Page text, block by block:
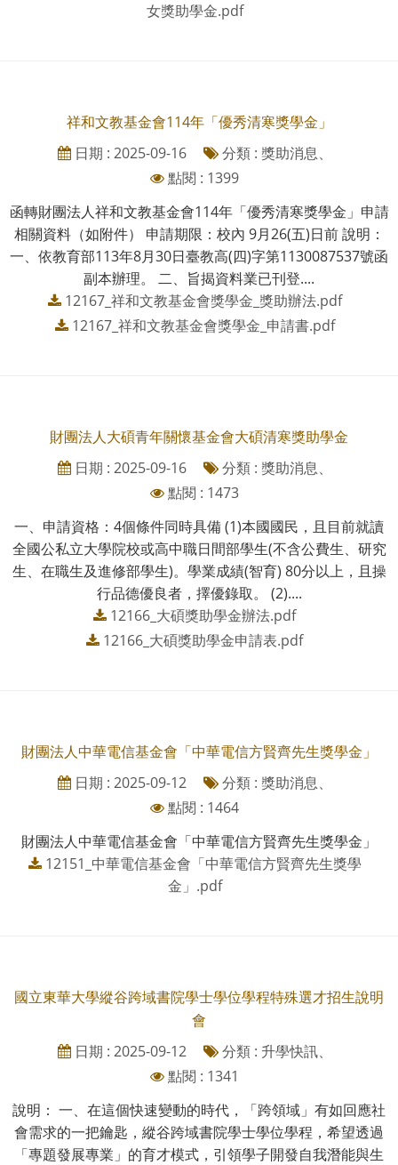
女獎助學金.pdf
祥和文教基金會114年「優秀清寒獎學金」
日期 : 2025-09-16
分類 : 獎助消息、
點閱 : 1399
函轉財團法人祥和文教基金會114年「優秀清寒獎學金」申請
相關資料（如附件） 申請期限：校內 9月26(五)日前 說明：
一、依教育部113年8月30日臺教高(四)字第1130087537號函
副本辦理。 二、旨揭資料業已刊登....
12167_祥和文教基金會獎學金_獎助辦法.pdf
12167_祥和文教基金會獎學金_申請書.pdf
財團法人大碩青年關懷基金會大碩清寒獎助學金
日期 : 2025-09-16
分類 : 獎助消息、
點閱 : 1473
一、申請資格：4個條件同時具備 (1)本國國民，且目前就讀
全國公私立大學院校或高中職日間部學生(不含公費生、研究
生、在職生及進修部學生)。學業成績(智育) 80分以上，且操
行品德優良者，擇優錄取。 (2)....
12166_大碩獎助學金辦法.pdf
12166_大碩獎助學金申請表.pdf
財團法人中華電信基金會「中華電信方賢齊先生獎學金」
日期 : 2025-09-12
分類 : 獎助消息、
點閱 : 1464
財團法人中華電信基金會「中華電信方賢齊先生獎學金」
12151_中華電信基金會「中華電信方賢齊先生獎學
金」.pdf
國立東華大學縱谷跨域書院學士學位學程特殊選才招生說明
會
日期 : 2025-09-12
分類 : 升學快訊、
點閱 : 1341
說明： 一、在這個快速變動的時代，「跨領域」有如回應社
會需求的一把鑰匙，縱谷跨域書院學士學位學程，希望透過
「專題發展專業」的育才模式，引領學子開發自我潛能與生